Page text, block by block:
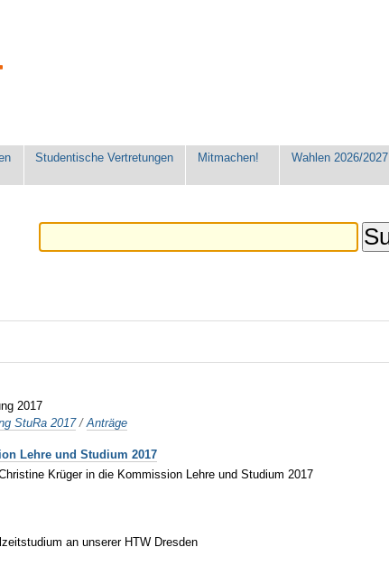
Studentische Vertretungen Mitmachen! Wahlen 2026/2027
2017
StuRa 2017 /Anträge
Lehre und Studium 2017
Krüger in die Kommission Lehre und Studium 2017
an unserer HTW Dresden